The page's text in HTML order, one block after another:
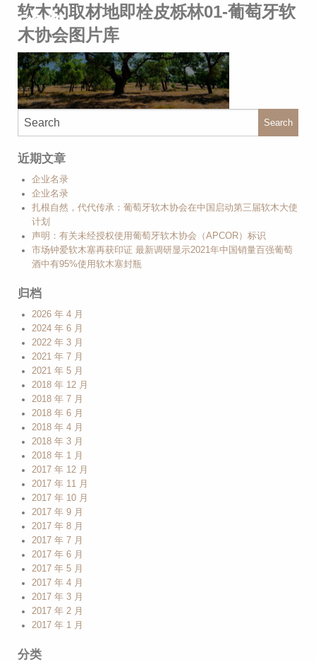
软木的取材地即栓皮栎林01-葡萄牙软
木协会图片库
Search
近期文章
企业名录
企业名录
扎根自然，代代传承：葡萄牙软木协会在中国启动第三届软木大使
计划
声明：有关未经授权使用葡萄牙软木协会（APCOR）标识
市场钟爱软木塞再获印证 最新调研显示2021年中国销量百强葡萄
酒中有95%使用软木塞封瓶
归档
2026 年 4 月
2024 年 6 月
2022 年 3 月
2021 年 7 月
2021 年 5 月
2018 年 12 月
2018 年 7 月
2018 年 6 月
2018 年 4 月
2018 年 3 月
2018 年 1 月
2017 年 12 月
2017 年 11 月
2017 年 10 月
2017 年 9 月
2017 年 8 月
2017 年 7 月
2017 年 6 月
2017 年 5 月
2017 年 4 月
2017 年 3 月
2017 年 2 月
2017 年 1 月
分类